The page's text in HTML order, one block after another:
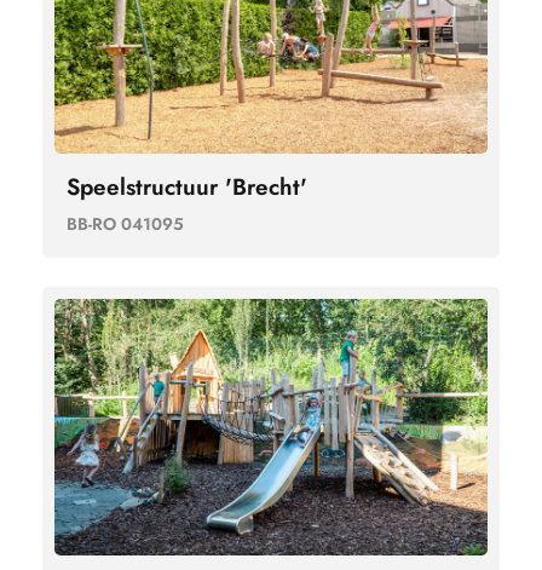
Speelstructuur 'Brecht'
BB-RO 041095